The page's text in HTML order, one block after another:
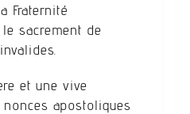
Fraternité
sacrement de
et une vive
apostoliques